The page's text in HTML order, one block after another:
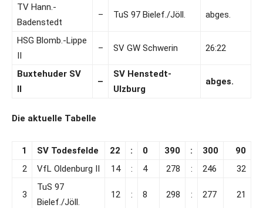
TV Hann.-
Badenstedt
– TuS 97 Bielef./Jöll. abges.
HSG Blomb.-Lippe
II
– SV GW Schwerin 26:22
Buxtehuder SV
II
–
SV Henstedt-
Ulzburg
abges.
Die aktuelle Tabelle
1 SV Todesfelde 22 : 0 390 : 300
90
2
VfL Oldenburg II 14 : 4 278 : 246 32
3
TuS 97
Bielef./Jöll.
12 : 8 298 : 277 21